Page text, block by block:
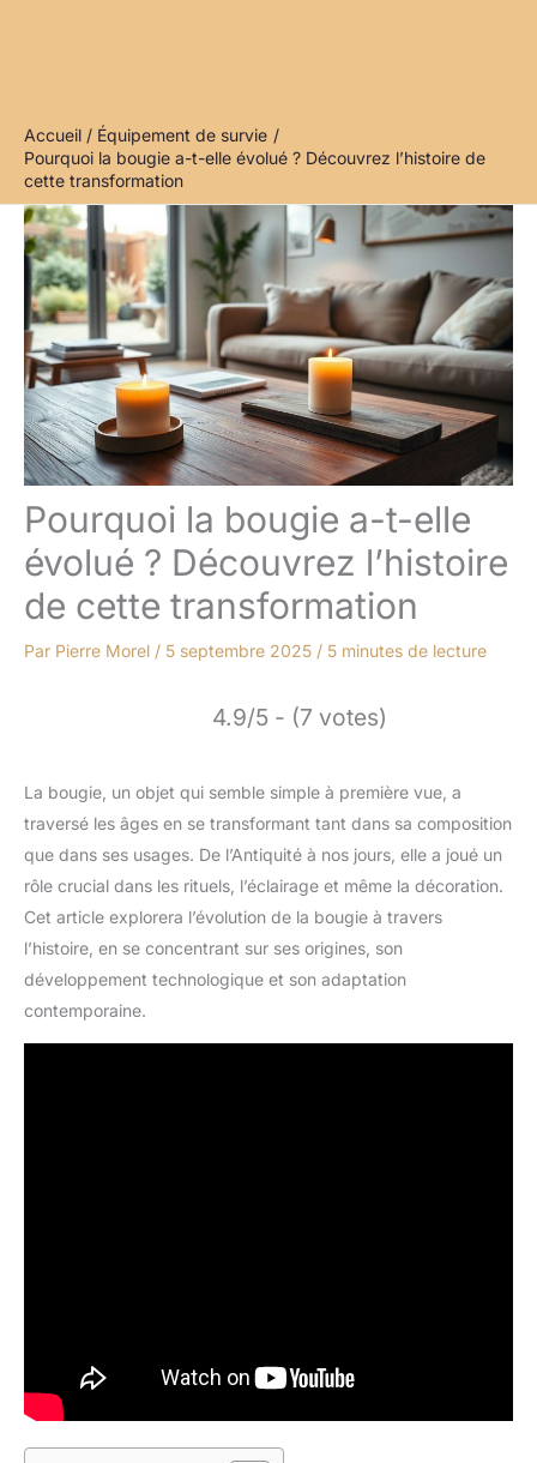
Accueil
Équipement de survie
Pourquoi la bougie a-t-elle évolué ? Découvrez l’histoire de
cette transformation
Pourquoi la bougie a-t-elle
évolué ? Découvrez l’histoire
de cette transformation
Par Pierre Morel / 5 septembre 2025 / 5 minutes de lecture
4.9/5 - (7 votes)
La bougie, un objet qui semble simple à première vue, a
traversé les âges en se transformant tant dans sa composition
que dans ses usages. De l’Antiquité à nos jours, elle a joué un
rôle crucial dans les rituels, l’éclairage et même la décoration.
Cet article explorera l’évolution de la bougie à travers
l’histoire, en se concentrant sur ses origines, son
développement technologique et son adaptation
contemporaine.